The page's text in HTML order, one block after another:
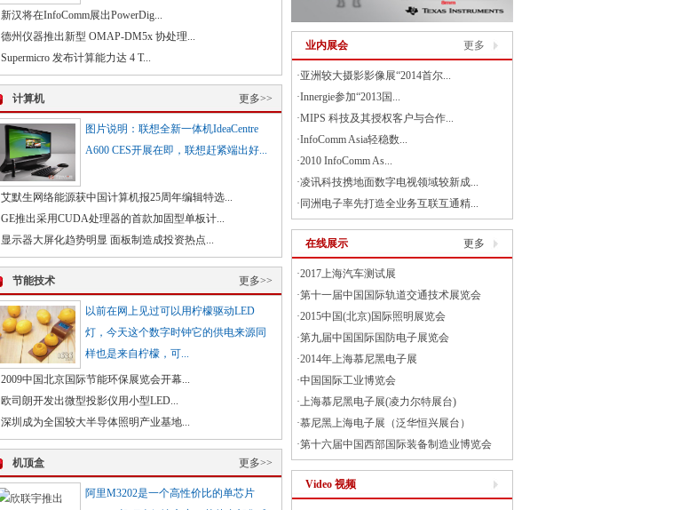
新汉将在InfoComm展出PowerDig...
德州仪器推出新型 OMAP-DM5x 协处理...
Supermicro 发布计算能力达 4 T...
计算机 更多>>
图片说明：联想全新一体机IdeaCentre
A600 CES开展在即，联想赶紧端出好...
艾默生网络能源获中国计算机报25周年编辑特选...
GE推出采用CUDA处理器的首款加固型单板计...
显示器大屏化趋势明显 面板制造成投资热点...
节能技术 更多>>
以前在网上见过可以用柠檬驱动LED
灯，今天这个数字时钟它的供电来源同
样也是来自柠檬，可...
2009中国北京国际节能环保展览会开幕...
欧司朗开发出微型投影仪用小型LED...
深圳成为全国较大半导体照明产业基地...
机顶盒 更多>>
阿里M3202是一个高性价比的单芯片
业内展会 更多
·亚洲较大摄影影像展“2014首尔...
·Innergie参加“2013国...
·MIPS 科技及其授权客户与合作...
·InfoComm Asia轻稳数...
·2010 InfoComm As...
·凌讯科技携地面数字电视领域较新成...
· 同洲电子率先打造全业务互联互通精...
在线展示 更多
·2017上海汽车测试展
·第十一届中国国际轨道交通技术展览会
·2015中国(北京)国际照明展览会
·第九届中国国际国防电子展览会
·2014年上海慕尼黑电子展
·中国国际工业博览会
·上海慕尼黑电子展(凌力尔特展台)
·慕尼黑上海电子展（泛华恒兴展台）
·第十六届中国西部国际装备制造业博览会
Video 视频